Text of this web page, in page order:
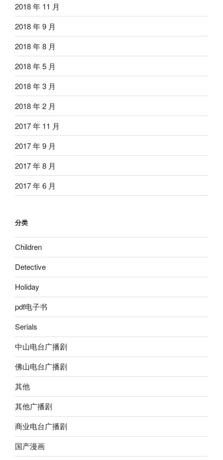
2018 年 11 月
2018 年 9 月
2018 年 8 月
2018 年 5 月
2018 年 3 月
2018 年 2 月
2017 年 11 月
2017 年 9 月
2017 年 8 月
2017 年 6 月
分类
Children
Detective
Holiday
pdf电子书
Serials
中山电台广播剧
佛山电台广播剧
其他
其他广播剧
商业电台广播剧
国产漫画